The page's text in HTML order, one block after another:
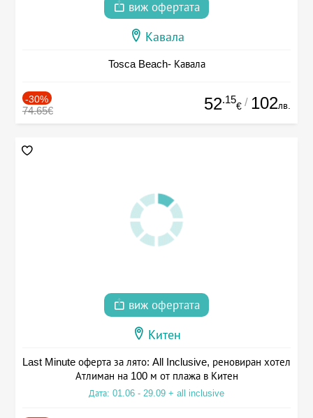
виж офертата
Кавала
Tosca Beach- Кавала
-30%
74.65€ 52.15
€ / 102лв.
виж офертата
Китен
Last Minute оферта за лято: All Inclusive, реновиран хотел
Атлиман на 100 м от плажа в Китен
Дата: 01.06 - 29.09 + all inclusive